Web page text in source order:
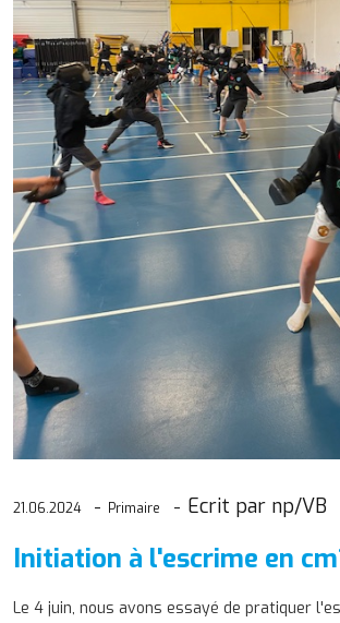
21.06.2024 Primaire Ecrit par np/VB
Initiation à l'escrime en
Le 4 juin, nous avons essayé de pratiquer